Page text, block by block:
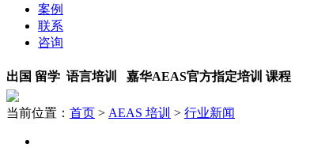
案例
联系
咨询
出国 留学 语言培训 嘉华AEAS官方指定培训 课程
当前位置： 首页 > AEAS 培训 > 行业新闻